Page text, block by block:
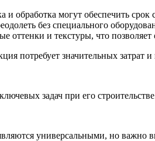
и обработка могут обеспечить срок
без специального
оттенки и текстуры, что позволяет
потребует значительных затрат
задач при его
универсальными, но важно